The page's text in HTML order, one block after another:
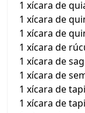
1 xícara de
1 xícara de
1 xícara de
1 xícara de
1 xícara de
1 xícara de
1 xícara de
1 xícara de